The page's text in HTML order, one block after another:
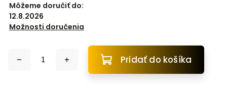
Môžeme doručiť do:
12.8.2026
Možnosti doručenia
Pridať do košíka